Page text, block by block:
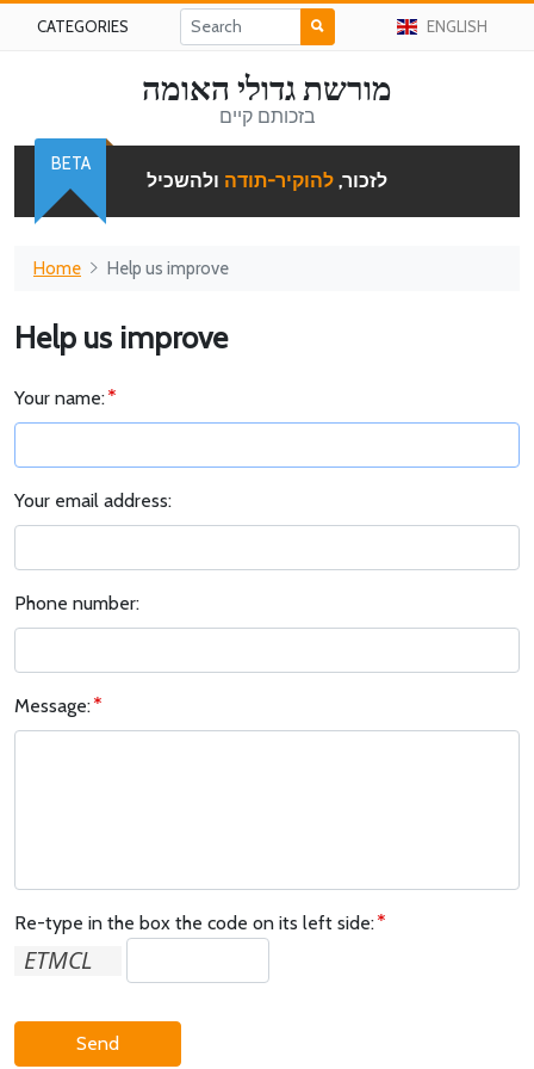
CATEGORIES ENGLISH
מורשת גדולי האומה
בזכותם קיים
לזכור, להוקיר-תודה ולהשכיל
BETA
Home Help us improve
Help us improve
Your name:
Your email address:
Phone number:
Message:
Re-type in the box the code on its left side:
Send